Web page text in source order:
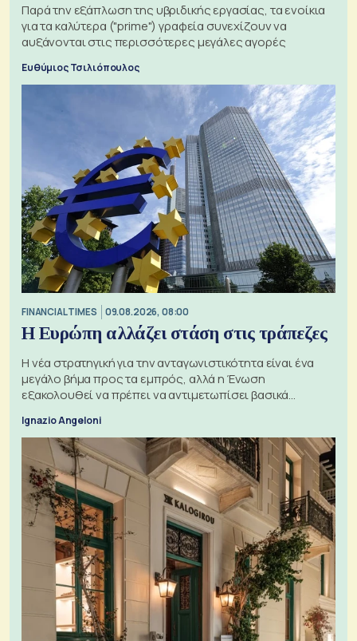
Παρά την εξάπλωση της υβριδικής εργασίας, τα ενοίκια
για τα καλύτερα ("prime") γραφεία συνεχίζουν να
αυξάνονται στις περισσότερες μεγάλες αγορές
Ευθύμιος Τσιλιόπουλος
FINANCIAL TIMES 09.08.2026, 08:00
Η Ευρώπη αλλάζει στάση στις τράπεζες
Η νέα στρατηγική για την ανταγωνιστικότητα είναι ένα
μεγάλο βήμα προς τα εμπρός, αλλά η Ένωση
εξακολουθεί να πρέπει να αντιμετωπίσει βασικά
Ignazio Angeloni